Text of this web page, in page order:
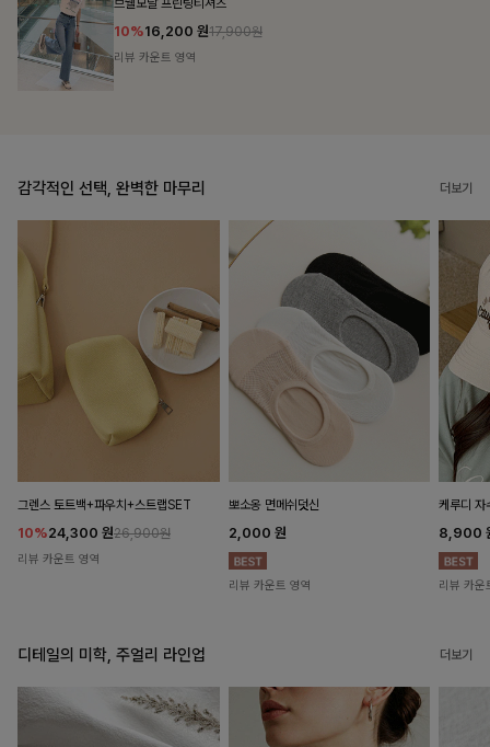
감각적인 선택, 완벽한 마무리 더보기
그렌스 토트백+파우치+스트랩SET
10%24,300 원26,900원
리뷰 카운트 영역
뽀소옹 면메쉬덧신
2,000 원
리뷰 카운트 영역
케루디 자
8,900
리뷰 카운
디테일의 미학, 주얼리 라인업 더보기